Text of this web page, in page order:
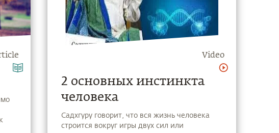
Video
2 основных инстинкта
человека
Садхгуру говорит, что вся жизнь человека
строится вокруг игры двух сил или